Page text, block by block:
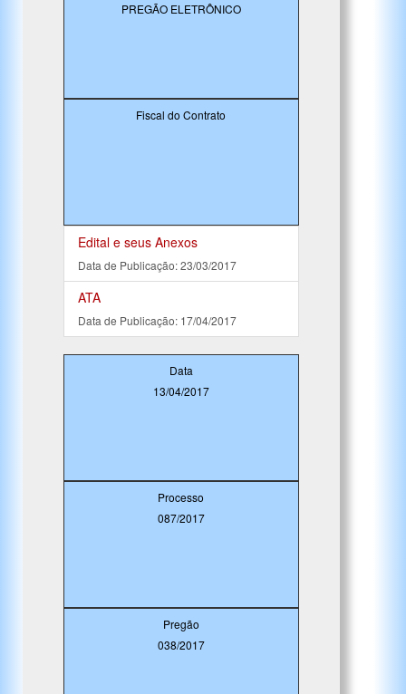
PREGÃO ELETRÔNICO
Fiscal do Contrato
Edital e seus Anexos
Data de Publicação: 23/03/2017
ATA
Data de Publicação: 17/04/2017
Data
13/04/2017
Processo
087/2017
Pregão
038/2017